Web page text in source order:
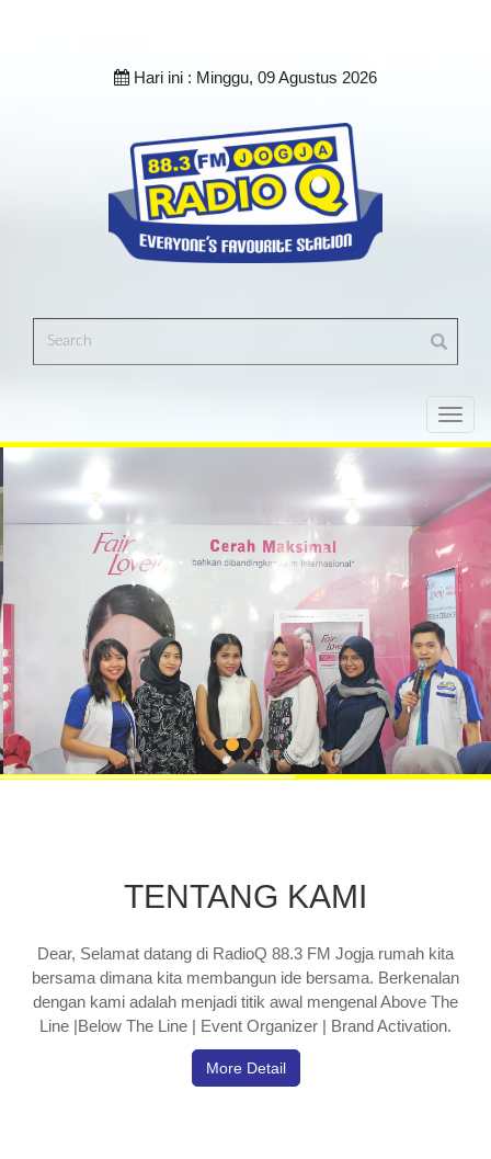
Hari ini : Minggu, 09 Agustus 2026
TENTANG KAMI
Dear, Selamat datang di RadioQ 88.3 FM Jogja rumah kita
bersama dimana kita membangun ide bersama. Berkenalan
dengan kami adalah menjadi titik awal mengenal Above The
Line |Below The Line | Event Organizer | Brand Activation.
More Detail